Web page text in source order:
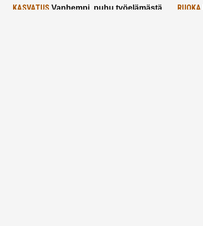
KASVATUS Vanhempi, puhu työelämästä
RUOKA